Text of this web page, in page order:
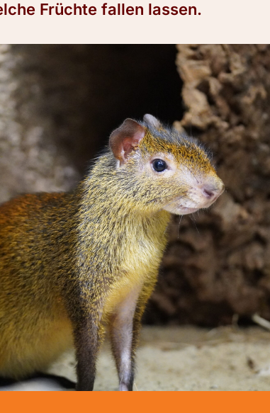
Früchte fallen lassen.